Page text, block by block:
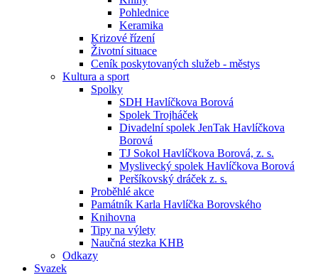
Pohlednice
Keramika
Krizové řízení
Životní situace
Ceník poskytovaných služeb - městys
Kultura a sport
Spolky
SDH Havlíčkova Borová
Spolek Trojháček
Divadelní spolek JenTak Havlíčkova
Borová
TJ Sokol Havlíčkova Borová, z. s.
Myslivecký spolek Havlíčkova Borová
Peršíkovský dráček z. s.
Proběhlé akce
Památník Karla Havlíčka Borovského
Knihovna
Tipy na výlety
Naučná stezka KHB
Odkazy
Svazek